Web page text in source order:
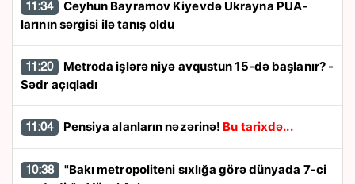
11:34
larının sərgisi ilə tanış oldu
11:20
Sədr açıqladı
11:04 Pensiya alanların nəzərinə! Bu tarixdə...
10:38